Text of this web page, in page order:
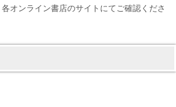
オンライン書店のサイトにてご確認くださ